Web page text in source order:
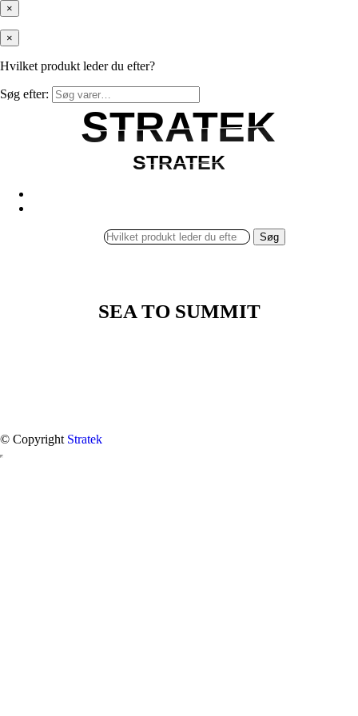
×
×
Hvilket produkt leder du efter?
Søg efter:
STRATEK
STRATEK
STRATEK
STRATEK
Søg
SEA TO SUMMIT
© Copyright Stratek